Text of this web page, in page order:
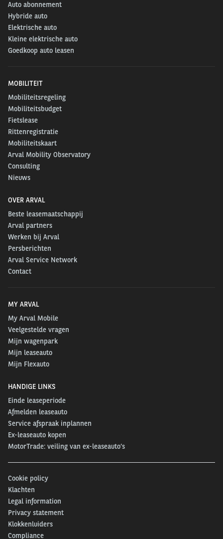
Auto abonnement
Hybride auto
Elektrische auto
Kleine elektrische auto
Goedkoop auto leasen
MOBILITEIT
Mobiliteitsregeling
Mobiliteitsbudget
Fietslease
Rittenregistratie
Mobiliteitskaart
Arval Mobility Observatory
Consulting
Nieuws
OVER ARVAL
Beste leasemaatschappij
Arval partners
Werken bij Arval
Persberichten
Arval Service Network
Contact
MY ARVAL
My Arval Mobile
Veelgestelde vragen
Mijn wagenpark
Mijn leaseauto
Mijn Flexauto
HANDIGE LINKS
Einde leaseperiode
Afmelden leaseauto
Service afspraak inplannen
Ex-leaseauto kopen
MotorTrade: veiling van ex-leaseauto’s
Cookie policy
Klachten
Legal information
Privacy statement
Klokkenluiders
Compliance